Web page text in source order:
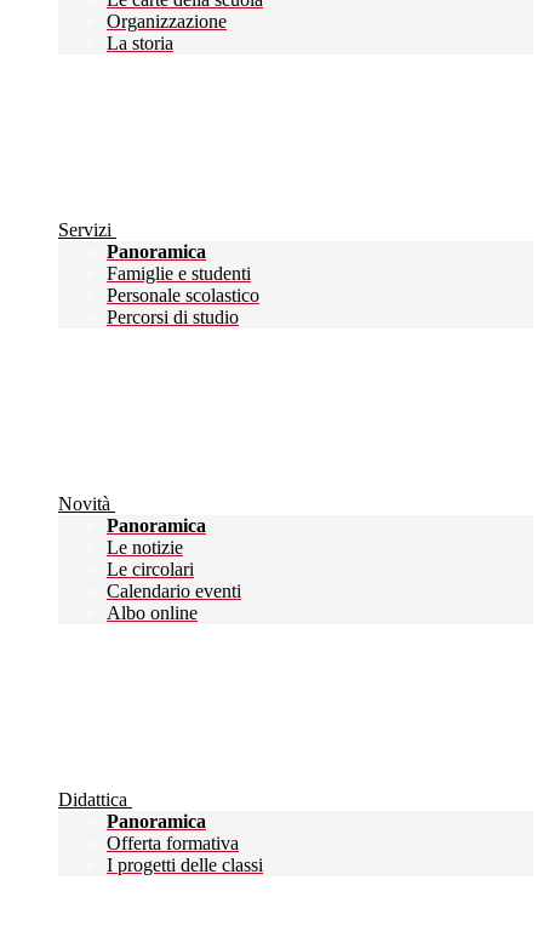
Organizzazione
La storia
Servizi
Panoramica
Famiglie e studenti
Personale scolastico
Percorsi di studio
Novità
Panoramica
Le notizie
Le circolari
Calendario eventi
Albo online
Didattica
Panoramica
Offerta formativa
I progetti delle classi